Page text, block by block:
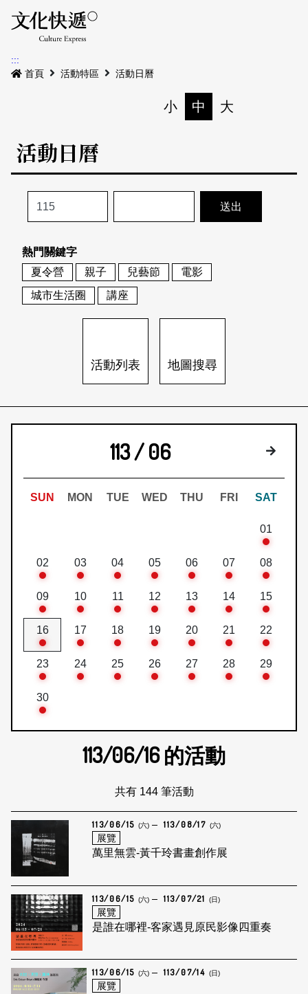
最新公告
本期專題
歷史專題
活動特區
活動列表
地圖搜尋
關於我們
關於我們
刊物索取地點
會員基本資料
刊登活動
網站導覽 English
日本語 登入/註冊
:::
首頁
活動特區 活動日曆
小 中 大
活動日曆
熱門關鍵字
夏令營
親子 兒藝節
電影
城市生活圈
講座
活動列表 地圖搜尋
113 / 06 下個月
SUN MON TUE WED THU FRI SAT
01
02 03 04 05 06 07 08
09 10 11 12 13 14 15
16 17 18 19 20 21 22
23 24 25 26 27 28 29
30
113/06/16的活動
共有 144 筆活動
113/06/15 (六) 113/08/17 (六)
展覽
萬里無雲-黃千玲書畫創作展
113/06/15 (六) 113/07/21 (日)
展覽
是誰在哪裡-客家遇見原民影像四重奏
113/06/15 (六) 113/07/14 (日)
展覽